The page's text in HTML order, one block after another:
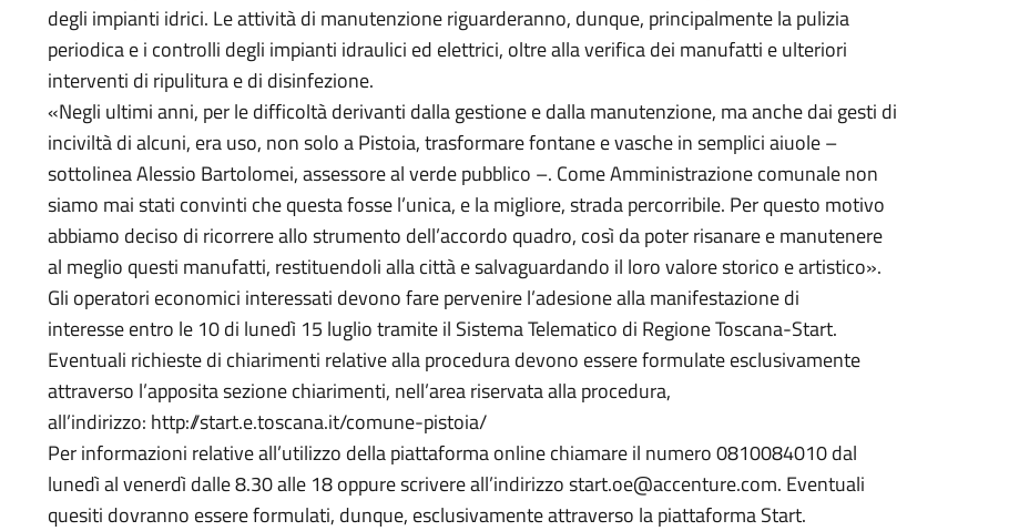
degli impianti idrici. Le attività di manutenzione riguarderanno, dunque, principalmente la pulizia
periodica e i controlli degli impianti idraulici ed elettrici, oltre alla verifica dei manufatti e ulteriori
interventi di ripulitura e di disinfezione.
«Negli ultimi anni, per le difficoltà derivanti dalla gestione e dalla manutenzione, ma anche dai gesti di
inciviltà di alcuni, era uso, non solo a Pistoia, trasformare fontane e vasche in semplici aiuole –
sottolinea Alessio Bartolomei, assessore al verde pubblico –. Come Amministrazione comunale non
siamo mai stati convinti che questa fosse l’unica, e la migliore, strada percorribile. Per questo motivo
abbiamo deciso di ricorrere allo strumento dell’accordo quadro, così da poter risanare e manutenere
al meglio questi manufatti, restituendoli alla città e salvaguardando il loro valore storico e artistico».
Gli operatori economici interessati devono fare pervenire l’adesione alla manifestazione di
interesse entro le 10 di lunedì 15 luglio tramite il Sistema Telematico di Regione Toscana-Start.
Eventuali richieste di chiarimenti relative alla procedura devono essere formulate esclusivamente
attraverso l’apposita sezione chiarimenti, nell’area riservata alla procedura,
all’indirizzo: http://start.e.toscana.it/comune-pistoia/
Per informazioni relative all’utilizzo della piattaforma online chiamare il numero 0810084010 dal
lunedì al venerdì dalle 8.30 alle 18 oppure scrivere all’indirizzo start.oe@accenture.com. Eventuali
quesiti dovranno essere formulati, dunque, esclusivamente attraverso la piattaforma Start.